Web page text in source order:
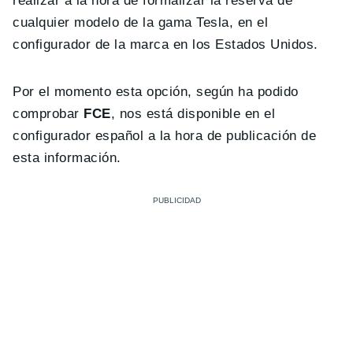
cualquier modelo de la gama Tesla, en el
configurador de la marca en los Estados Unidos.
Por el momento esta opción, según ha podido
comprobar FCE, nos está disponible en el
configurador español a la hora de publicación de
esta información.